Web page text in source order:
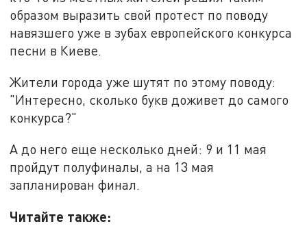
образом выразить свой протест по поводу
навязшего уже в зубах европейского конкурса
песни в Киеве.
Жители города уже шутят по этому поводу:
"Интересно, сколько букв доживет до самого
конкурса?"
А до него еще несколько дней: 9 и 11 мая
пройдут полуфиналы, а на 13 мая
запланирован финал.
Читайте также: